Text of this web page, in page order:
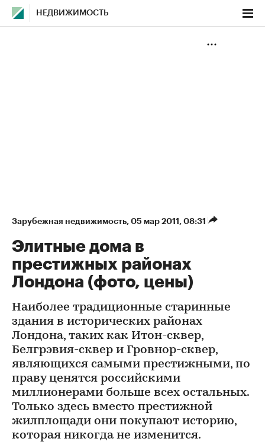
НЕДВИЖИМОСТЬ
Зарубежная недвижимость⁠, 05 мар 2011, 08:31
Элитные дома в
престижных районах
Лондона (фото, цены)
Наиболее традиционные старинные
здания в исторических районах
Лондона, таких как Итон-сквер,
Белгрэвия-сквер и Гровнор-сквер,
являющихся самыми престижными, по
праву ценятся российскими
миллионерами больше всех остальных.
Только здесь вместо престижной
жилплощади они покупают историю,
которая никогда не изменится.